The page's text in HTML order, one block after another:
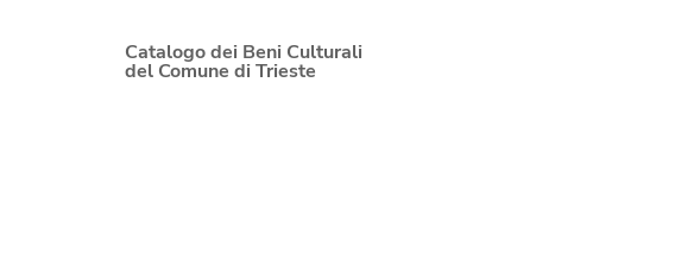
Catalogo dei Beni Culturali
del Comune di Trieste